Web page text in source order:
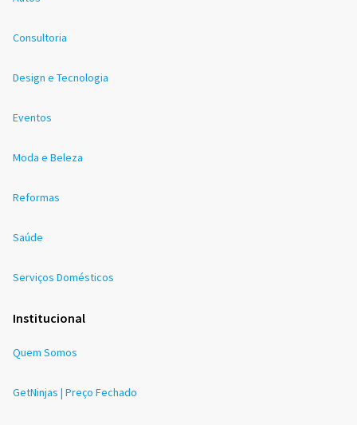
Consultoria
Design e Tecnologia
Eventos
Moda e Beleza
Reformas
Saúde
Serviços Domésticos
Institucional
Quem Somos
GetNinjas | Preço Fechado